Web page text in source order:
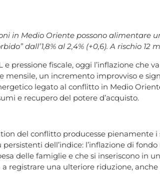
in Medio Oriente possono alimentare
dall’1,8% al 2,4% (+0,6). A rischio
pressione fiscale, oggi l’inflazione che
mensile, un incremento improvviso e
legato al conflitto in Medio
e recupero del potere d’acquisto.
del conflitto producesse pienamente
dell’indice: l’inflazione di fondo
delle famiglie e che si inseriscono in
registrare una ulteriore riduzione,